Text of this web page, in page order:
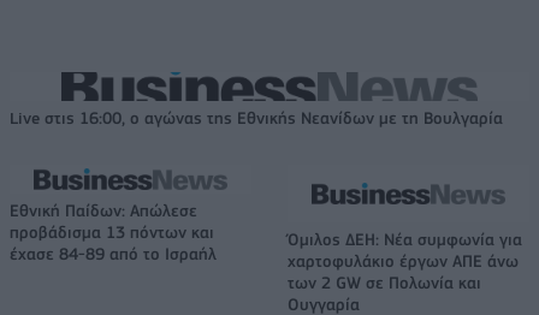
Live στις 16:00, ο αγώνας της Εθνικής Νεανίδων με τη Βουλγαρία
Εθνική Παίδων: Απώλεσε
προβάδισμα 13 πόντων και
έχασε 84-89 από το Ισραήλ
Όμιλος ΔΕΗ: Νέα συμφωνία για
χαρτοφυλάκιο έργων ΑΠΕ άνω
των 2 GW σε Πολωνία και
Ουγγαρία